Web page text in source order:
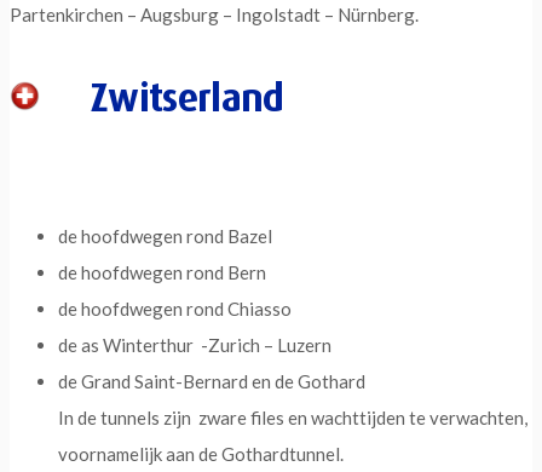
Partenkirchen – Augsburg – Ingolstadt – Nürnberg.
Zwitserland
de hoofdwegen rond Bazel
de hoofdwegen rond Bern
de hoofdwegen rond Chiasso
de as Winterthur -Zurich – Luzern
de Grand Saint-Bernard en de Gothard
In de tunnels zijn zware files en wachttijden te verwachten,
voornamelijk aan de Gothardtunnel.